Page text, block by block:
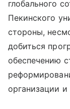
глобального
Пекинского
стороны,
добиться
обеспечению
организации